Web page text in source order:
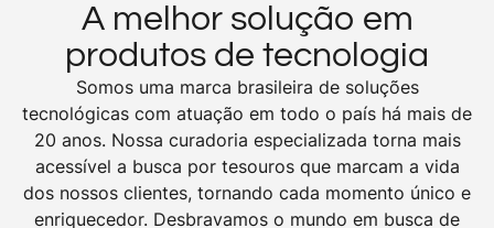
A melhor solução em
produtos de tecnologia
Somos uma marca brasileira de soluções
tecnológicas com atuação em todo o país há mais de
20 anos. Nossa curadoria especializada torna mais
acessível a busca por tesouros que marcam a vida
dos nossos clientes, tornando cada momento único e
enriquecedor. Desbravamos o mundo em busca de